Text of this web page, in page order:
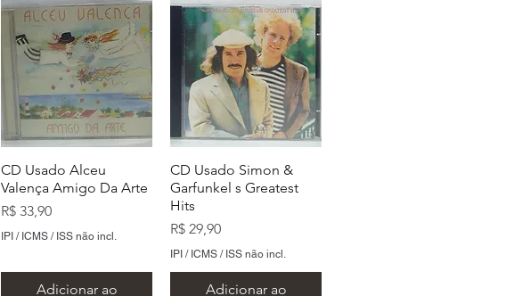
CD Usado Alceu
Valença Amigo Da Arte
Preço
R$ 33,90
IPI / ICMS / ISS não incl.
Adicionar ao
CD Usado Simon &
Garfunkel s Greatest
Hits
Preço
R$ 29,90
IPI / ICMS / ISS não incl.
Adicionar ao